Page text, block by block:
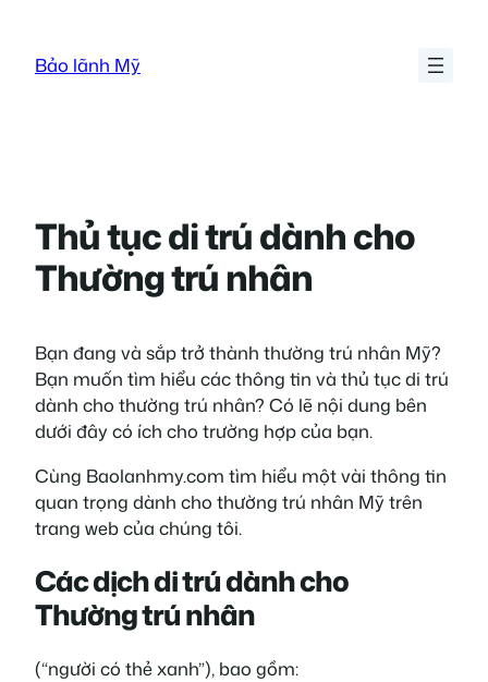
content
Bảo lãnh Mỹ
Thủ tục di trú dành cho
Thường trú nhân
Bạn đang và sắp trở thành thường trú nhân Mỹ?
Bạn muốn tìm hiểu các thông tin và thủ tục di trú
dành cho thường trú nhân? Có lẽ nội dung bên
dưới đây có ích cho trường hợp của bạn.
Cùng Baolanhmy.com tìm hiểu một vài thông tin
quan trọng dành cho thường trú nhân Mỹ trên
trang web của chúng tôi.
Các dịch di trú dành cho
Thường trú nhân
(“người có thẻ xanh”), bao gồm: